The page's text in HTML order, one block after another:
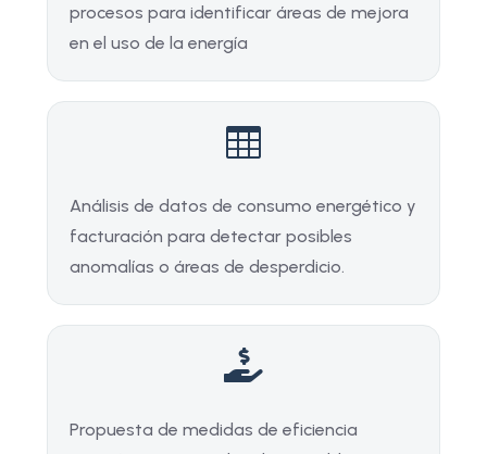
procesos para identificar áreas de mejora
en el uso de la energía

Análisis de datos de consumo energético y
facturación para detectar posibles
anomalías o áreas de desperdicio.

Propuesta de medidas de eficiencia